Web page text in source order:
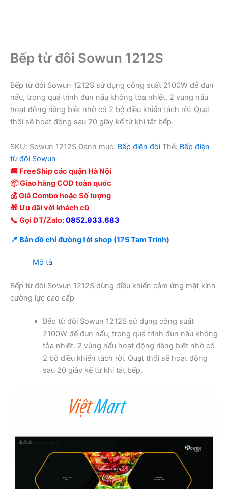
Bếp từ đôi Sowun 1212S
Bếp từ đôi Sowun 1212S sử dụng công suất 2100W để đun
nấu, trong quá trình đun nấu không tỏa nhiệt. 2 vùng nấu
hoạt động riêng biệt nhờ có 2 bộ điều khiển tách rời. Quạt
thổi sẽ hoạt động sau 20 giây kể từ khi tắt bếp.
SKU: Sowun 1212S Danh mục: Bếp điện đôi Thẻ: Bếp điện
từ đôi Sowun
🚚 FreeShip các quận Hà Nội
📦 Giao hàng COD toàn quốc
💰 Giá Combo hoặc Số lượng
🎁 Ưu đãi với khách cũ
📞 Gọi ĐT/Zalo:0852.933.683
📍 Bản đồ chỉ đường tới shop (175 Tam Trinh)
Mô tả
Bếp từ đôi Sowun 1212S dùng điều khiển cảm ứng mặt kính
cường lực cao cấp
Bếp từ đôi Sowun 1212S sử dụng công suất
2100W để đun nấu, trong quá trình đun nấu không
tỏa nhiệt. 2 vùng nấu hoạt động riêng biệt nhờ có
2 bộ điều khiển tách rời. Quạt thổi sẽ hoạt động
sau 20 giây kể từ khi tắt bếp.